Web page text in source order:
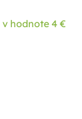
v hodnote 4 €